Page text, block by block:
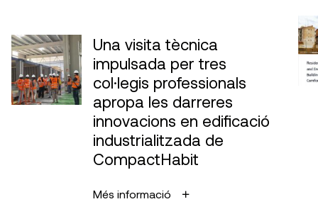
Una visita tècnica
impulsada per tres
col·legis professionals
apropa les darreres
innovacions en edificació
industrialitzada de
CompactHabit
Més informació